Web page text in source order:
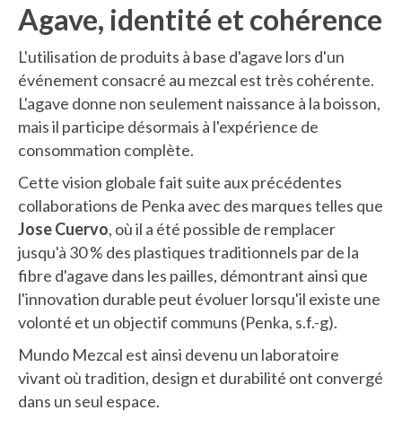
Agave, identité et cohérence
L'utilisation de produits à base d'agave lors d'un
événement consacré au mezcal est très cohérente.
L'agave donne non seulement naissance à la boisson,
mais il participe désormais à l'expérience de
consommation complète.
Cette vision globale fait suite aux précédentes
collaborations de Penka avec des marques telles que
Jose Cuervo, où il a été possible de remplacer
jusqu'à 30 % des plastiques traditionnels par de la
fibre d'agave dans les pailles, démontrant ainsi que
l'innovation durable peut évoluer lorsqu'il existe une
volonté et un objectif communs (Penka, s.f.-g).
Mundo Mezcal est ainsi devenu un laboratoire
vivant où tradition, design et durabilité ont convergé
dans un seul espace.